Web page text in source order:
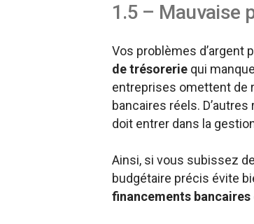
1.5 – Mauvaise
Vos problèmes d’argent
de trésoreriequi
entreprises omettent de
bancaires réels.
doit entrer dans la
Ainsi, si vous subissez
budgétaire précis évite
financements